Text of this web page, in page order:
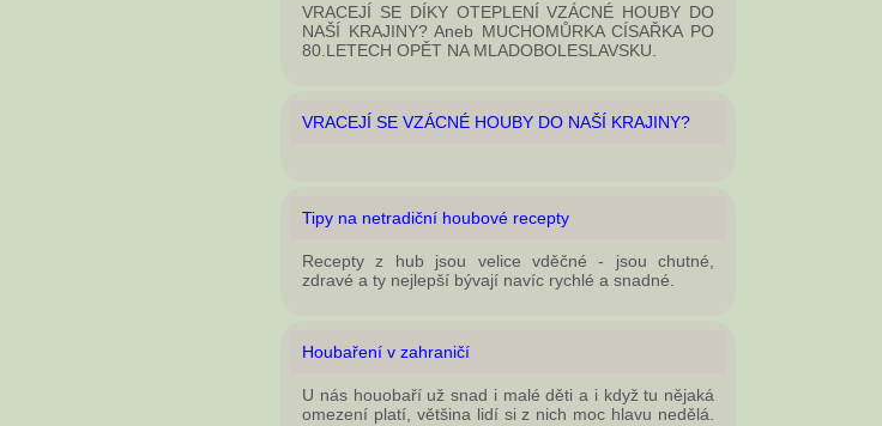
VRACEJÍ SE DÍKY OTEPLENÍ VZÁCNÉ HOUBY DO
NAŠÍ KRAJINY? Aneb MUCHOMŮRKA CÍSAŘKA PO
80.LETECH OPĚT NA MLADOBOLESLAVSKU.
VRACEJÍ SE VZÁCNÉ HOUBY DO NAŠÍ KRAJINY?
Tipy na netradiční houbové recepty
Recepty z hub jsou velice vděčné - jsou chutné,
zdravé a ty nejlepší bývají navíc rychlé a snadné.
Houbaření v zahraničí
U nás houobaří už snad i malé děti a i když tu nějaká
omezení platí, většina lidí si z nich moc hlavu nedělá.